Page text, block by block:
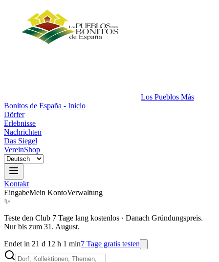
Los Pueblos Más
Bonitos de España - Inicio
Dörfer
Erlebnisse
Nachrichten
Das Siegel
VereinShop
Kontakt
EingabeMein KontoVerwaltung
✨
Teste den Club 7 Tage lang kostenlos · Danach Gründungspreis.
Nur bis zum 31. August.
Endet in 21 d 12 h 1 min7 Tage gratis testen